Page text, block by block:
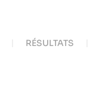
RÉSULTATS